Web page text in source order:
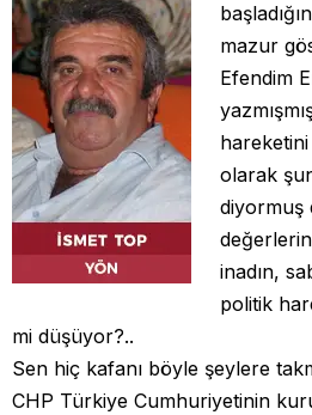
mazur
Efendim
olarak
diyormuş
inadın,
politik
mi düşüyor?..
Sen hiç kafanı böyle şeylere
CHP Türkiye Cumhuriyetinin